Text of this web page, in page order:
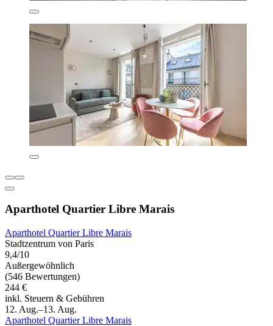
Aparthotel Quartier Libre Marais
Aparthotel Quartier Libre Marais
Stadtzentrum von Paris
9,4/10
Außergewöhnlich
(546 Bewertungen)
244 €
inkl. Steuern & Gebühren
12. Aug.–13. Aug.
Aparthotel Quartier Libre Marais